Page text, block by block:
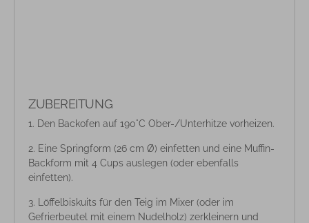
ZUBEREITUNG
Den Backofen auf 190°C Ober-/Unterhitze vorheizen.
Eine Springform (26 cm Ø) einfetten und eine Muffin-
Backform mit 4 Cups auslegen (oder ebenfalls
einfetten).
Löffelbiskuits für den Teig im Mixer (oder im
Gefrierbeutel mit einem Nudelholz) zerkleinern und